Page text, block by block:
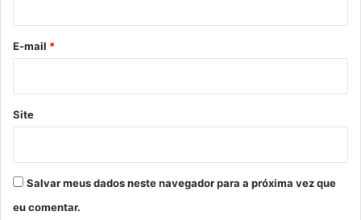
*
E-mail *
Site
Salvar meus dados neste navegador para a próxima vez que
eu comentar.